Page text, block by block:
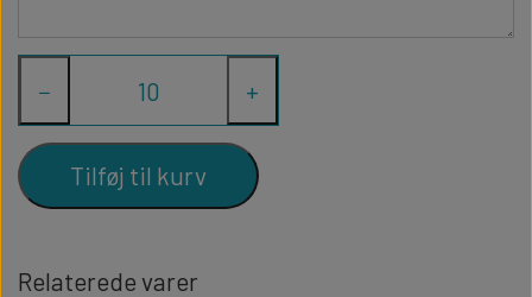
− +
Tilføj til kurv
Relaterede varer